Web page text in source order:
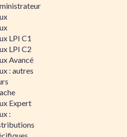
LPI C1
LPI C2
Avancé
: autres
Expert
: